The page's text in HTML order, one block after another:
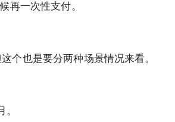
再一次性支付。
个也是要分两种场景情况来看。